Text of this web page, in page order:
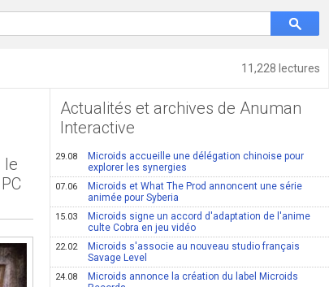
11,228 lectures
le
Actualités et archives de Anuman
Interactive
29.08
Microids accueille une délégation chinoise pour
explorer les synergies
07.06
Microids et What The Prod annoncent une série
animée pour Syberia
15.03
Microids signe un accord d'adaptation de l'anime
culte Cobra en jeu vidéo
22.02
Microids s'associe au nouveau studio français
Savage Level
24.08
Microids annonce la création du label Microids